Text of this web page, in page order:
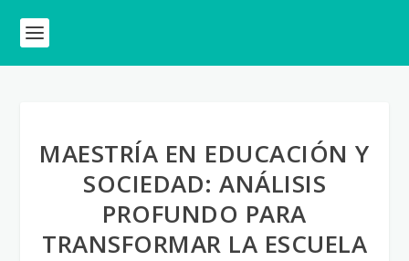
MAESTRÍA EN EDUCACIÓN Y
SOCIEDAD: ANÁLISIS
PROFUNDO PARA
TRANSFORMAR LA ESCUELA